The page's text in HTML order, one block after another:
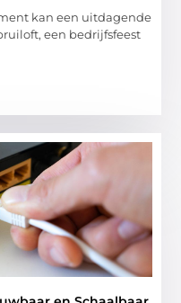
kan een uitdagende
een bedrijfsfeest